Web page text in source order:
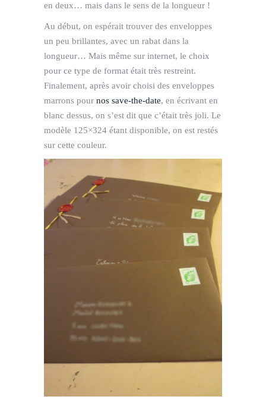
en deux… mais dans le sens de la longueur !
Au début, on espérait trouver des enveloppes
un peu brillantes, avec un rabat dans la
longueur… Mais même sur internet, le choix
pour ce type de format était très restreint.
Finalement, après avoir choisi des enveloppes
marrons pour nos save-the-date, en écrivant en
blanc dessus, on s’est dit que c’était très joli. Le
modèle 125×324 étant disponible, on est restés
sur cette couleur.